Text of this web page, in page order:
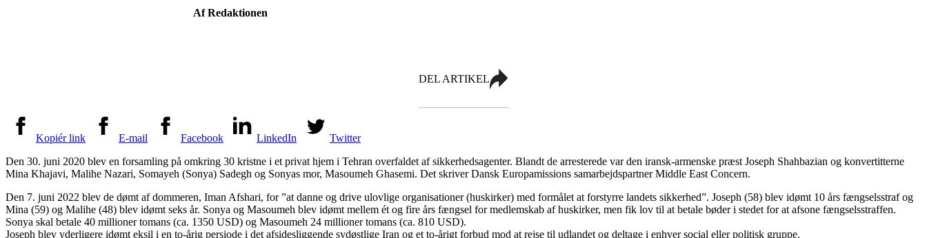
Af Redaktionen
DEL ARTIKEL
Kopiér link E-mail Facebook LinkedIn
Twitter
Den 30. juni 2020 blev en forsamling på omkring 30 kristne i et privat hjem i Tehran overfaldet af sikkerhedsagenter. Blandt de arresterede var den iransk-armenske præst Joseph Shahbazian og konvertitterne
Mina Khajavi, Malihe Nazari, Somayeh (Sonya) Sadegh og Sonyas mor, Masoumeh Ghasemi. Det skriver Dansk Europamissions samarbejdspartner Middle East Concern.
Den 7. juni 2022 blev de dømt af dommeren, Iman Afshari, for ”at danne og drive ulovlige organisationer (huskirker) med formålet at forstyrre landets sikkerhed”. Joseph (58) blev idømt 10 års fængselsstraf og
Mina (59) og Malihe (48) blev idømt seks år. Sonya og Masoumeh blev idømt mellem ét og fire års fængsel for medlemskab af huskirker, men fik lov til at betale bøder i stedet for at afsone fængselsstraffen.
Sonya skal betale 40 millioner tomans (ca. 1350 USD) og Masoumeh 24 millioner tomans (ca. 810 USD).
Joseph blev yderligere idømt eksil i en to-årig persiode i det afsidesliggende sydøstlige Iran og et to-årigt forbud mod at rejse til udlandet og deltage i enhver social eller politisk gruppe.